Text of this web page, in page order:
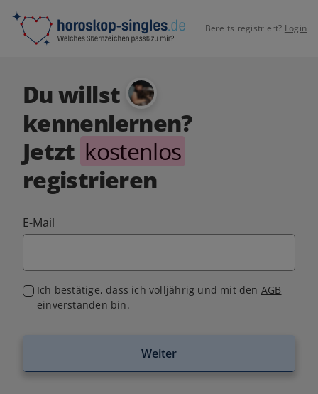
Bereits registriert? Login
Du willst
kennenlernen?
Jetzt kostenlos
registrieren
E-Mail
Ich bestätige, dass ich volljährig und mit den AGB
einverstanden bin.
Weiter